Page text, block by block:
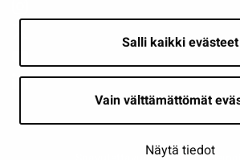
Salli kaikki evästeet
Vain välttämättömät
Näytä tiedot